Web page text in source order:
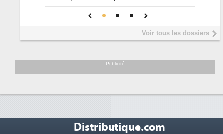
Phocea DC dans les cordes pour la
DEE
Interview de Fabrice Coquio,
président de Digital Realty...
soutient les...
Voir tous les dossiers
Publicité
Distributique.com